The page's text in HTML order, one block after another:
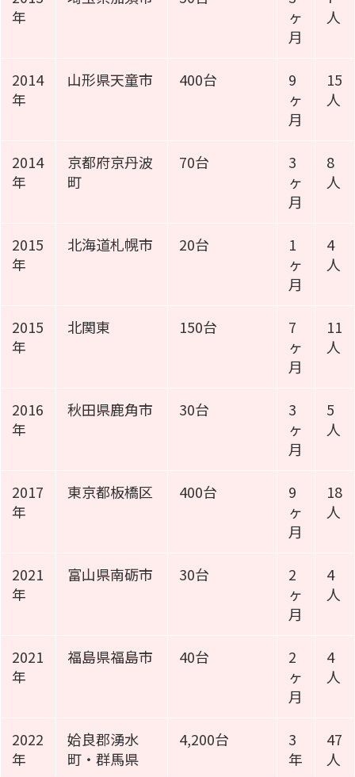
年
ヶ
月
人
2014
年
山形県天童市 400台
9
ヶ
月
15
人
2014
年
京都府京丹波
町
70台
3
ヶ
月
8
人
2015
年
北海道札幌市 20台
1
ヶ
月
4
人
2015
年
北関東 150台
7
ヶ
月
11
人
2016
年
秋田県鹿角市 30台
3
ヶ
月
5
人
2017
年
東京都板橋区 400台
9
ヶ
月
18
人
2021
年
富山県南砺市 30台
2
ヶ
月
4
人
2021
年
福島県福島市 40台
2
ヶ
月
4
人
2022
年
姶良郡湧水
町・群馬県
4,200台
3
年
47
人